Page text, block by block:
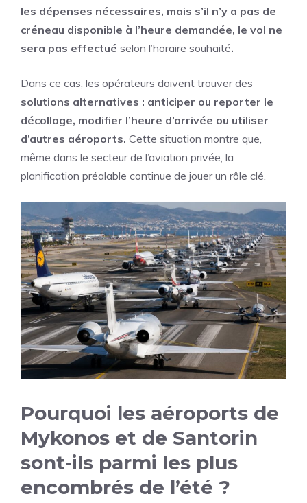
les dépenses nécessaires, mais s’il n’y a pas de
créneau disponible à l’heure demandée, le vol ne
sera pas effectué selon l’horaire souhaité.
Dans ce cas, les opérateurs doivent trouver des
solutions alternatives : anticiper ou reporter le
décollage, modifier l’heure d’arrivée ou utiliser
d’autres aéroports. Cette situation montre que,
même dans le secteur de l’aviation privée, la
planification préalable continue de jouer un rôle clé.
Pourquoi les aéroports de
Mykonos et de Santorin
sont-ils parmi les plus
encombrés de l’été ?